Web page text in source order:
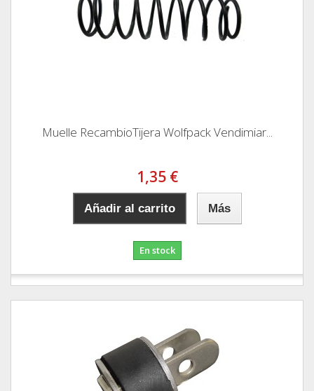
Muelle RecambioTijera Wolfpack Vendimiar...
1,35 €
Añadir al carrito Más
En stock